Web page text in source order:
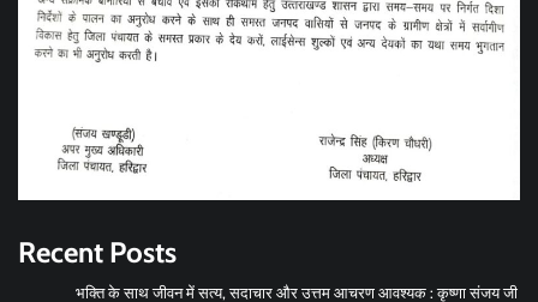
Recent Posts
भक्ति के साथ जीवन में सत्य, सदाचार और उत्तम आचरण आवश्यक : कृष्णा संजय जी